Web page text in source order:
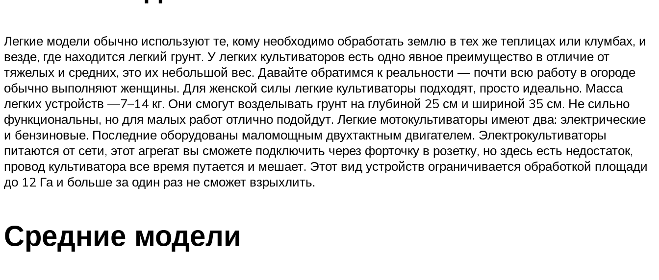
Легкие модели обычно используют те, кому необходимо обработать землю в тех же теплицах или клумбах, и
везде, где находится легкий грунт. У легких культиваторов есть одно явное преимущество в отличие от
тяжелых и средних, это их небольшой вес. Давайте обратимся к реальности — почти всю работу в огороде
обычно выполняют женщины. Для женской силы легкие культиваторы подходят, просто идеально. Масса
легких устройств —7–14 кг. Они смогут возделывать грунт на глубиной 25 см и шириной 35 см. Не сильно
функциональны, но для малых работ отлично подойдут. Легкие мотокультиваторы имеют два: электрические
и бензиновые. Последние оборудованы маломощным двухтактным двигателем. Электрокультиваторы
питаются от сети, этот агрегат вы сможете подключить через форточку в розетку, но здесь есть недостаток,
провод культиватора все время путается и мешает. Этот вид устройств ограничивается обработкой площади
до 12 Га и больше за один раз не сможет взрыхлить.
Средние модели